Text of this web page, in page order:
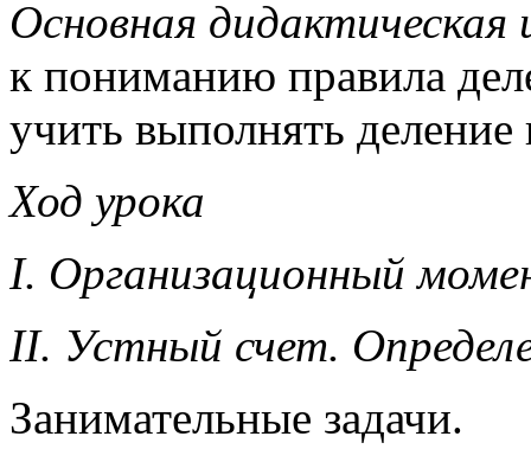
Основная дидактическая
к пониманию правила
учить выполнять
Ход урока
I. Организационный
II. Устный счет.
Занимательные задачи.